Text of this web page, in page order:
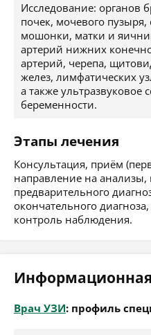
Исследование: органов
почек, мочевого пузыря,
мошонки, матки и
артерий нижних
артерий, черепа,
желез, лимфатических
а также ультразвуковое
беременности.
Этапы лечения
Консультация, приём
направление на анализы,
предварительного
окончательного
контроль наблюдения.
Врач УЗИ: профиль